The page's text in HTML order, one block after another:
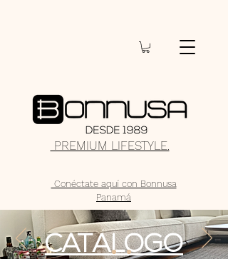
PREMIUM LIFESTYLE.
Conéctate aquí con Bonnusa
Panamá
CATÁLOGO